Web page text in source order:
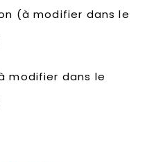
(à modifier dans le
modifier dans le